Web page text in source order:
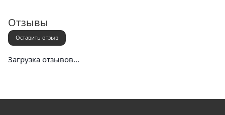
Отзывы
Оставить отзыв
Загрузка отзывов...